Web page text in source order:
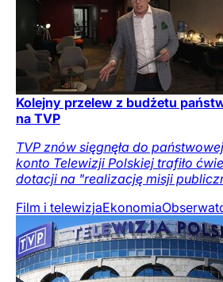
Kolejny przelew z budżetu
na TVP
TVP znów sięgnęła do
konto Telewizji Polskiej trafiło
dotacji na "realizację misji
Film i telewizjaEkonomia